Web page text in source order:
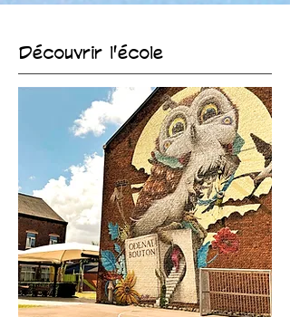
Découvrir l'école